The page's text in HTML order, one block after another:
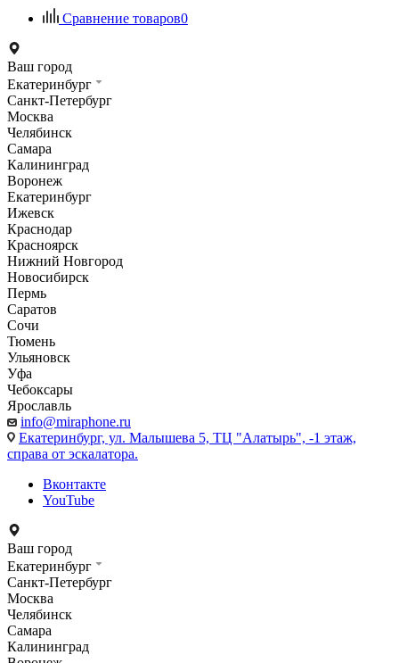
Сравнение товаров0
Ваш город
Екатеринбург
Санкт-Петербург
Москва
Челябинск
Самара
Калининград
Воронеж
Екатеринбург
Ижевск
Краснодар
Красноярск
Нижний Новгород
Новосибирск
Пермь
Саратов
Сочи
Тюмень
Ульяновск
Уфа
Чебоксары
Ярославль
info@miraphone.ru
Екатеринбург, ул. Малышева 5, ТЦ "Алатырь", -1 этаж,
справа от эскалатора.
Вконтакте
YouTube
Ваш город
Екатеринбург
Санкт-Петербург
Москва
Челябинск
Самара
Калининград